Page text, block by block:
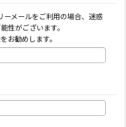
メールをご利用の場合、迷惑
性がございます。
お勧めします。